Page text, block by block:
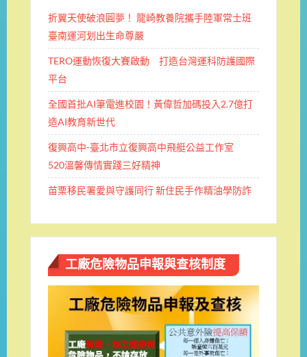
折翼天使破浪圓夢！ 龍崎教養院攜手陸軍常士班 ​
臺南運河划出生命尊嚴
TERO運動恢復大賽啟動 打造台灣運科防護國際
平台
全國首批AI筆電進校園！黃偉哲加碼投入2.7億打
造AI教育新世代
復興高中-臺北市立復興高中飛艇公益工作室
520溫馨傳情實踐三好精神
苗栗移民署愛與守護同行 新住民手作精油學防詐
工廠危險物品申報與查核制度